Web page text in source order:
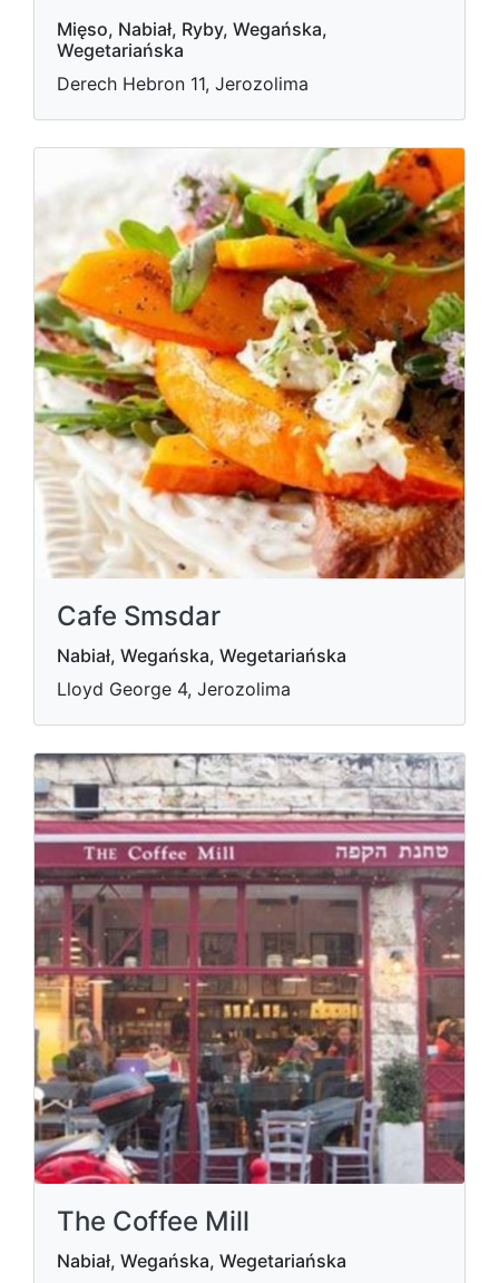
Mięso, Nabiał, Ryby, Wegańska,
Wegetariańska
Derech Hebron 11, Jerozolima
Cafe Smsdar
Nabiał, Wegańska, Wegetariańska
Lloyd George 4, Jerozolima
The Coffee Mill
Nabiał, Wegańska, Wegetariańska